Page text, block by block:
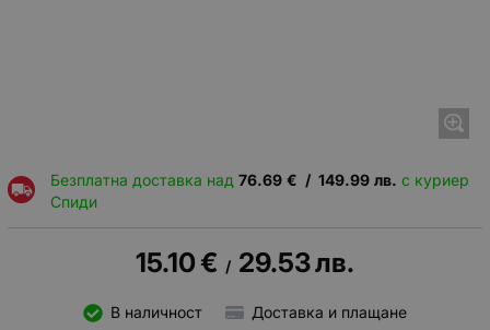
Безплатна доставка над 76.69 € / 149.99 лв. с куриер
Спиди
15.10€ / 29.53лв.
В наличност Доставка и плащане